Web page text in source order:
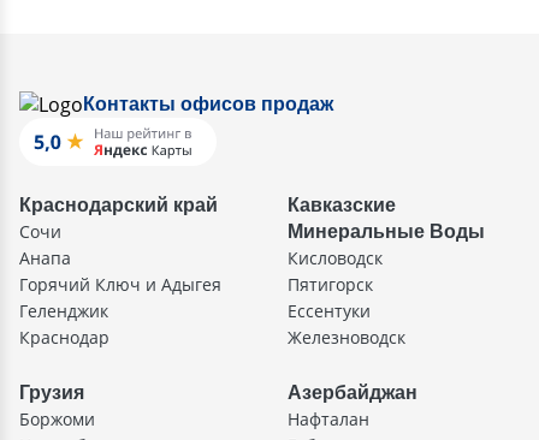
Контакты офисов продаж
Краснодарский край
Сочи
Анапа
Горячий Ключ и Адыгея
Геленджик
Краснодар
Кавказские
Минеральные Воды
Кисловодск
Пятигорск
Ессентуки
Железноводск
Грузия
Боржоми
Азербайджан
Нафталан